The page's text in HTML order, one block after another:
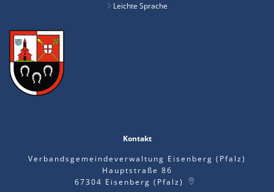
Leichte Sprache
Kontakt
Verbandsgemeindeverwaltung Eisenberg (Pfalz)
Hauptstraße 86
67304 Eisenberg (Pfalz)